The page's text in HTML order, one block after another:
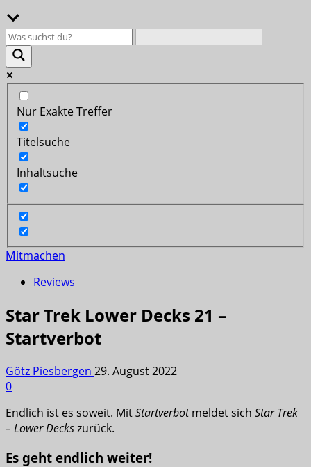
Nur Exakte Treffer
Titelsuche
Inhaltsuche
Mitmachen
Reviews
Star Trek Lower Decks 21 –
Startverbot
Götz Piesbergen 29. August 2022
0
Endlich ist es soweit. MitStartverbotmeldet sich Star Trek
– Lower Deckszurück.
Es geht endlich weiter!